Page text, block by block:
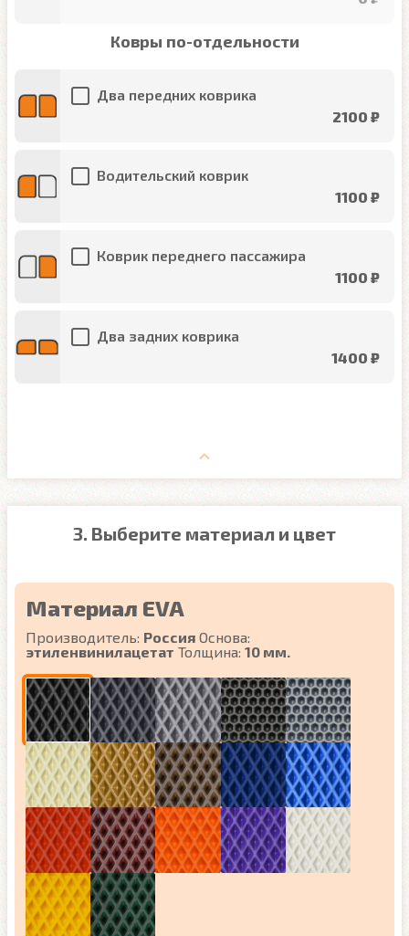
Ковры по-отдельности
Два передних коврика
2100 ₽
Водительский коврик
1100 ₽
Коврик переднего пассажира
1100 ₽
Два задних коврика
1400 ₽
3. Выберите материал и цвет
Материал EVA
Производитель: Россия Основа:
этиленвинилацетат Толщина: 10 мм.